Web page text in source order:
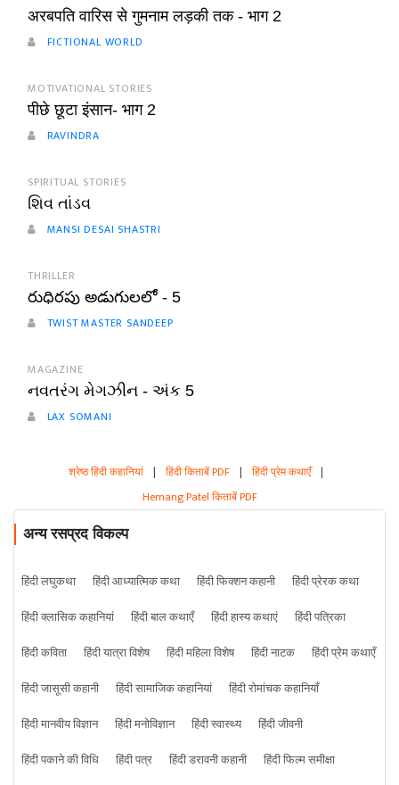
अरबपति वारिस से गुमनाम लड़की तक - भाग 2
FICTIONAL WORLD
MOTIVATIONAL STORIES
पीछे छूटा इंसान- भाग 2
RAVINDRA
SPIRITUAL STORIES
શિવ તાંડવ
MANSI DESAI SHASTRI
THRILLER
రుధిరపు అడుగులలో - 5
TWIST MASTER SANDEEP
MAGAZINE
નવતરંગ મેગઝીન - અંક 5
LAX SOMANI
श्रेष्ठ हिंदी कहानियां | हिंदी किताबें PDF | हिंदी प्रेम कथाएँ |
Hemang Patel किताबें PDF
अन्य रसप्रद विकल्प
हिंदी लघुकथा हिंदी आध्यात्मिक कथा हिंदी फिक्शन कहानी
हिंदी प्रेरक कथा
हिंदी क्लासिक कहानियां
हिंदी बाल कथाएँ हिंदी हास्य कथाएं
हिंदी पत्रिका
हिंदी कविता
हिंदी यात्रा विशेष हिंदी महिला विशेष हिंदी नाटक
हिंदी प्रेम कथाएँ
हिंदी जासूसी कहानी
हिंदी सामाजिक कहानियां
हिंदी रोमांचक कहानियाँ
हिंदी मानवीय विज्ञान
हिंदी मनोविज्ञान हिंदी स्वास्थ्य
हिंदी जीवनी
हिंदी पकाने की विधि
हिंदी पत्र हिंदी डरावनी कहानी
हिंदी फिल्म समीक्षा